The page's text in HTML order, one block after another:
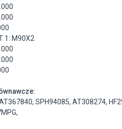
1: M90X2
,SPH94085,AT308274,
,